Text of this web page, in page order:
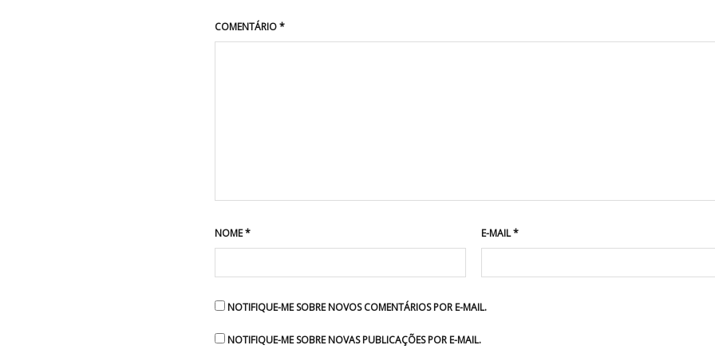
COMENTÁRIO*
NOME* E-MAIL*
NOTIFIQUE-ME SOBRE NOVOS COMENTÁRIOS POR E-MAIL.
NOTIFIQUE-ME SOBRE NOVAS PUBLICAÇÕES POR E-MAIL.